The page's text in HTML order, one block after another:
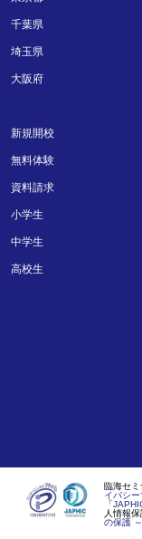
千葉県
埼玉県
大阪府
新規開校
無料体験
資料請求
小学生
中学生
高校生
臨海セ
イバシー
「
人情報
の保護